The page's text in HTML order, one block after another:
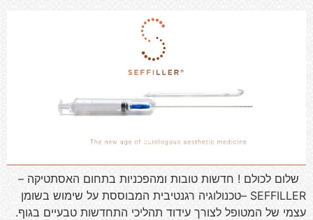
שלום לכולם ! חדשות טובות ומהפכניות בתחום האסתטיקה –
SEFFILLER –טכנולוגיה רגנטיבית המבוססת על שימוש בשומן
עצמי של המטופל לצורך עידוד תהליכי התחדשות טבעיים בגוף.